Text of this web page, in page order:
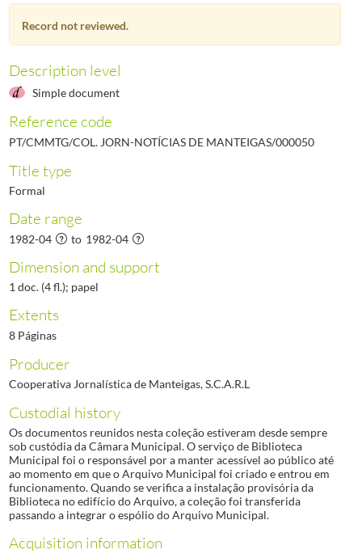
000052Notícias de Manteigas - Ano IV, N.º 52, 1982-junho1982-06/1982-06
000053 Notícias de Manteigas - Ano IV, N.º 53, 1982-julho
000054Notícias de Manteigas - Ano IV, N.º , 1982-setembro1982-09/1982-09
000055
Notícias de Manteigas - Ano IV, N.º 55, 1982-outubro
000461Notícias de Manteigas - Ano XXXVII, N.º 461, 2017-05-31
Record not reviewed.
Description level
Simple document
Reference code
PT/CMMTG/COL. JORN-NOTÍCIAS DE MANTEIGAS/000050
Title type
Formal
Date range
1982-04 to 1982-04
Dimension and support
1 doc. (4 fl.); papel
Extents
8 Páginas
Producer
Cooperativa Jornalística de Manteigas, S.C.A.R.L
Custodial history
Os documentos reunidos nesta coleção estiveram desde sempre
sob custódia da Câmara Municipal. O serviço de Biblioteca
Municipal foi o responsável por a manter acessível ao público até
ao momento em que o Arquivo Municipal foi criado e entrou em
funcionamento. Quando se verifica a instalação provisória da
Biblioteca no edifício do Arquivo, a coleção foi transferida
passando a integrar o espólio do Arquivo Municipal.
Acquisition information